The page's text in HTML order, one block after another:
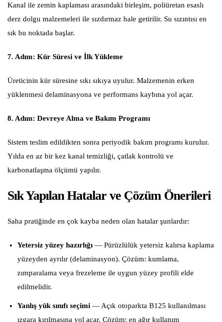
Kanal ile zemin kaplaması arasındaki birleşim, poliüretan esaslı
derz dolgu malzemeleri ile sızdırmaz hale getirilir. Su sızıntısı en
sık bu noktada başlar.
7. Adım: Kür Süresi ve İlk Yükleme
Üreticinin kür süresine sıkı sıkıya uyulur. Malzemenin erken
yüklenmesi delaminasyona ve performans kaybına yol açar.
8. Adım: Devreye Alma ve Bakım Programı
Sistem teslim edildikten sonra periyodik bakım programı kurulur.
Yılda en az bir kez kanal temizliği, çatlak kontrolü ve
karbonatlaşma ölçümü yapılır.
Sık Yapılan Hatalar ve Çözüm Önerileri
Saha pratiğinde en çok kayba neden olan hatalar şunlardır:
Yetersiz yüzey hazırlığı — Pürüzlülük yetersiz kalırsa kaplama
yüzeyden ayrılır (delaminasyon). Çözüm: kumlama,
zımparalama veya frezeleme ile uygun yüzey profili elde
edilmelidir.
Yanlış yük sınıfı seçimi — Açık otoparkta B125 kullanılması
ızgara kırılmasına yol açar. Çözüm: en ağır kullanım